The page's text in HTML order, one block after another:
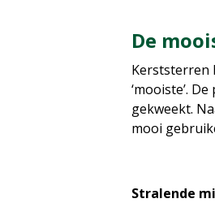
De
Kerststerren
‘mooiste’.
gekweekt.
mooi
Stralende